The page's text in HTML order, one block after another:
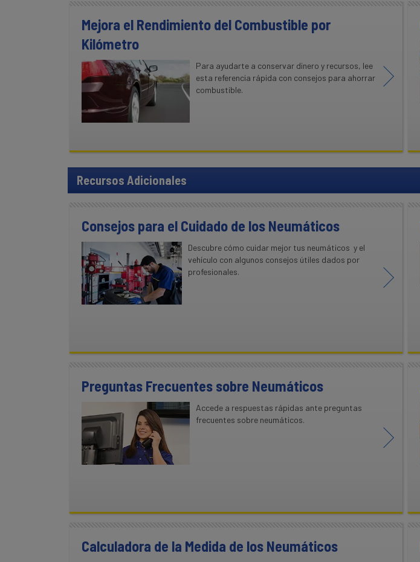
Mejora el Rendimiento del Combustible por
Kilómetro
Para ayudarte a conservar dinero y recursos, lee
esta referencia rápida con consejos para ahorrar
combustible.
Recursos Adicionales
Consejos para el Cuidado de los Neumáticos
Descubre cómo cuidar mejor tus neumáticos y el
vehículo con algunos consejos útiles dados por
profesionales.
Preguntas Frecuentes sobre Neumáticos
Accede a respuestas rápidas ante preguntas
frecuentes sobre neumáticos.
Calculadora de la Medida de los Neumáticos